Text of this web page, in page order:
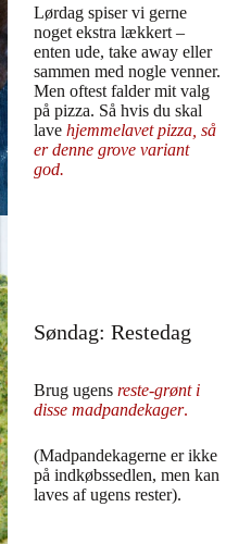
Lørdag spiser vi gerne
noget ekstra lækkert –
enten ude, take away eller
sammen med nogle venner.
Men oftest falder mit valg
på pizza. Så hvis du skal
lave hjemmelavet pizza, så
er denne grove variant
god.
Søndag: Restedag
Brug ugens reste-grønt i
disse madpandekager.
(Madpandekagerne er ikke
på indkøbssedlen, men kan
laves af ugens rester).